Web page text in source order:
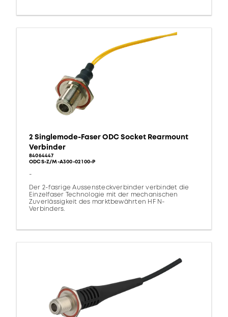
2 Singlemode-Faser ODC Socket Rearmount
Verbinder
84064447
ODCS-Z/M-A300-02 100-P
-
Der 2-fasrige Aussensteckverbinder verbindet die
Einzelfaser Technologie mit der mechanischen
Zuverlässigkeit des marktbewährten HF N-
Verbinders.